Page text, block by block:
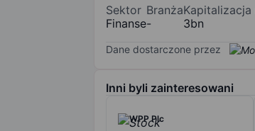
Sektor
Finanse
Branża
-
3bn
Dane dostarczone przez
Inni byli zainteresowani
WPP Plc